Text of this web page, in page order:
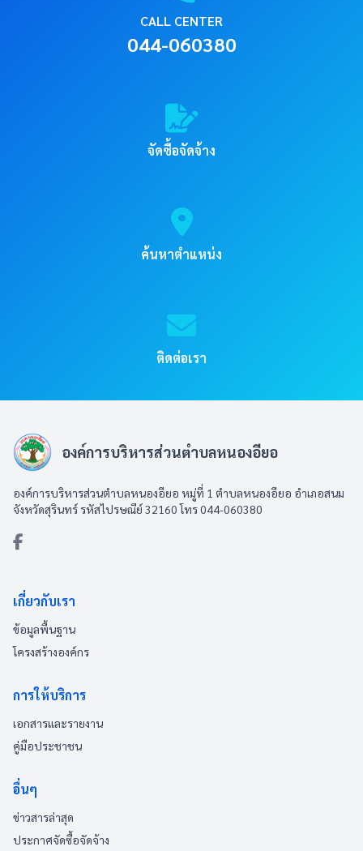
CALL CENTER
044-060380
จัดซื้อจัดจ้าง
ค้นหาตำแหน่ง
ติดต่อเรา
องค์การบริหารส่วนตำบลหนองอียอ
องค์การบริหารส่วนตำบลหนองอียอ หมู่ที่ 1 ตำบลหนองอียอ อำเภอสนม
จังหวัดสุรินทร์ รหัสไปรษณีย์ 32160 โทร 044-060380
เกี่ยวกับเรา
ข้อมูลพื้นฐาน
โครงสร้างองค์กร
การให้บริการ
เอกสารและรายงาน
คู่มือประชาชน
อื่นๆ
ข่าวสารล่าสุด
ประกาศจัดซื้อจัดจ้าง